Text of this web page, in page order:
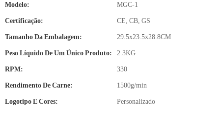
Modelo: MGC-1
Certificação: CE, CB, GS
Tamanho Da Embalagem: 29.5x23.5x28.8CM
Peso Líquido De Um Único Produto: 2.3KG
RPM: 330
Rendimento De Carne: 1500g/min
Logotipo E Cores: Personalizado